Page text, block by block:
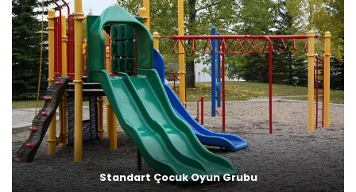
Standart Çocuk Oyun Grubu